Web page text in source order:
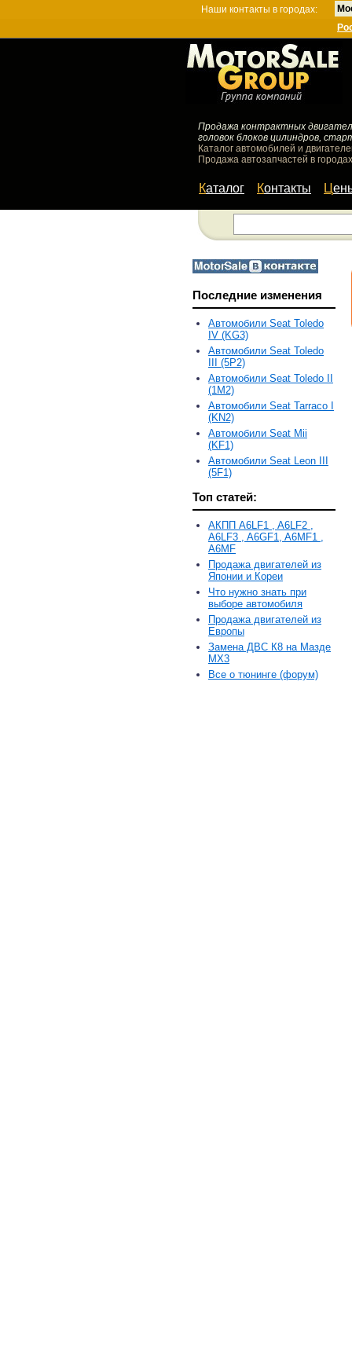
Наши контакты в городах:
Продажа контрактных
головок блоков цилиндров,
Каталог автомобилей и
Продажа автозапчастей в
Каталог Контакты
Последние изменения
Автомобили Seat Toledo
IV (KG3)
Автомобили Seat Toledo
III (5P2)
Автомобили Seat Toledo II
(1M2)
Автомобили Seat Tarraco I
(KN2)
Автомобили Seat Mii
(KF1)
Автомобили Seat Leon III
(5F1)
Топ статей:
АКПП A6LF1 , A6LF2 ,
A6LF3 , A6GF1, A6MF1 ,
A6MF
Продажа двигателей из
Японии и Кореи
Что нужно знать при
выборе автомобиля
Продажа двигателей из
Европы
Замена ДВС К8 на Мазде
MX3
Все о тюнинге (форум)